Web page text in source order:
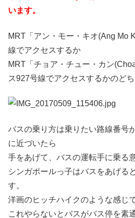
います。
MRT「アン・モー・キオ(Ang Mo
線でアクセスするか
MRT「チョア・チュー・カン
ス927号線でアクセスするかのどち
バスの乗り方は乗りたい路線番号
に近づいたら
手をあげて、バスの運転手に乗る
シンガポールっ子はバスをあげる
す。
洋画のヒッチハイクのような感じ
これやらないとバスがバス停を素